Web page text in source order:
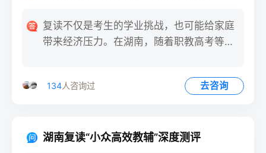
复读不仅是考生的学业挑战，也可能给家庭
带来经济压力。在湖南，随着职教高考等多
134人咨询过 去咨询
湖南复读“小众高效教辅”深度测评